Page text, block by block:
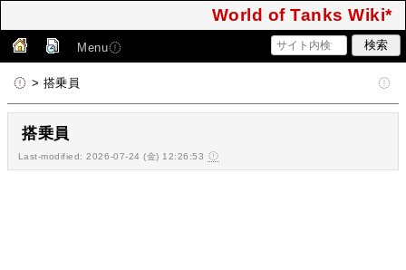
World of Tanks Wiki*
Menu
> 搭乗員
搭乗員
Last-modified: 2026-07-24 (金) 12:26:53